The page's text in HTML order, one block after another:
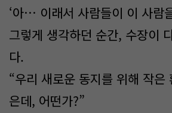
‘아… 이래서 사람들이 이 사람
그렇게 생각하던 순간, 수장이
다.
“우리 새로운 동지를 위해 작은
은데, 어떤가?”